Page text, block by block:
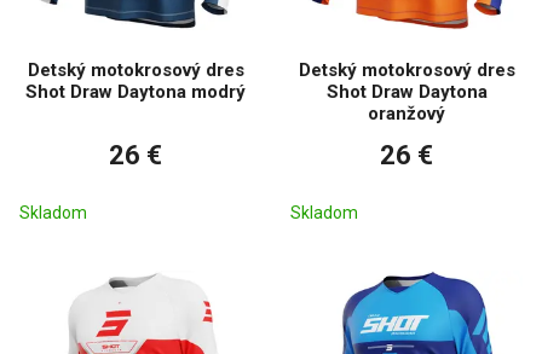
Detský motokrosový dres
Shot Draw Daytona modrý
26 €
Skladom
Detský motokrosový dres
Shot Draw Daytona
oranžový
26 €
Skladom